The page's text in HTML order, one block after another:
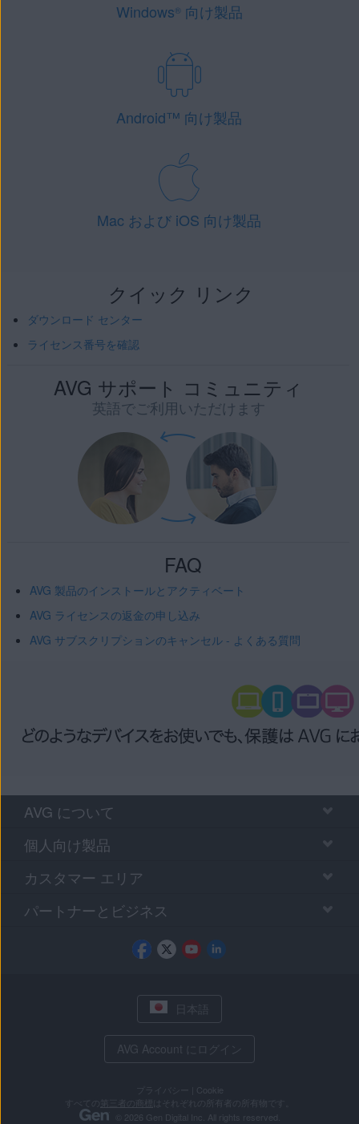
Windows®向け製品
Android™ 向け製品
Mac および iOS 向け製品
クイック リンク
ダウンロード センター
ライセンス番号を確認
AVG サポート コミュニティ
英語でご利用いただけます
FAQ
AVG 製品のインストールとアクティベート
AVG ライセンスの返金の申し込み
AVG サブスクリプションのキャンセル - よくある質問
AVG について
個人向け製品
カスタマー エリア
パートナーとビジネス
日本語
AVG Account にログイン
プライバシー
Cookie
第三者の商標
はそれぞれの所有者の所有物です。
© 2026 Gen Digital Inc. All rights reserved.